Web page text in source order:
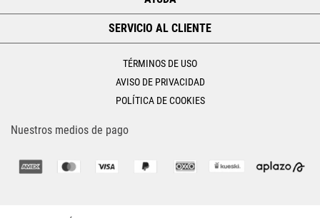
SERVICIO AL CLIENTE
TÉRMINOS DE USO
AVISO DE PRIVACIDAD
POLÍTICA DE COOKIES
Nuestros medios de pago